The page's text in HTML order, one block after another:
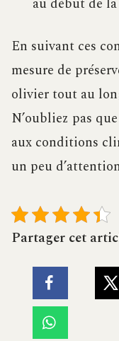
au début de
En suivant ces
mesure de
olivier tout au
N’oubliez pas
aux conditions
un peu
Partager cet